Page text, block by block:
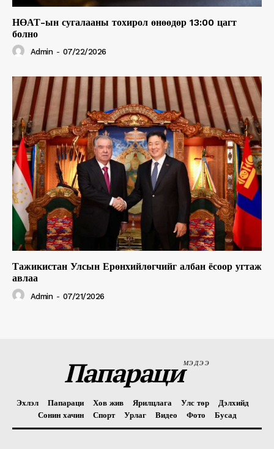
НӨАТ-ын сугалааны тохирол өнөөдөр 13:00 цагт
болно
Admin - 07/22/2026
Тажикистан Улсын Ерөнхийлөгчийг албан ёсоор угтаж
авлаа
Admin - 07/21/2026
ПапарациМЭДЭЭ
Эхлэл Папараци Хов жив Ярилцлага Улс төр
Дэлхийд
Сонин хачин
Спорт Урлаг Видео Фото Бусад